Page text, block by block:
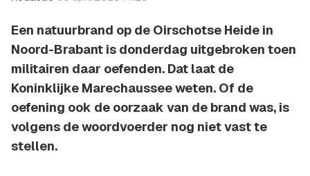
Een natuurbrand op de Oirschotse Heide in
Noord-Brabant is donderdag uitgebroken toen
militairen daar oefenden. Dat laat de
Koninklijke Marechaussee weten. Of de
oefening ook de oorzaak van de brand was, is
volgens de woordvoerder nog niet vast te
stellen.